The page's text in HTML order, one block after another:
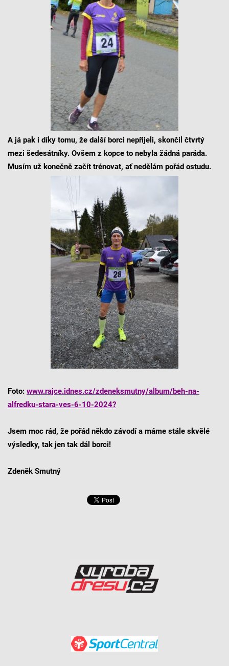
A já pak i díky tomu, že další borci nepřijeli, skončil čtvrtý
mezi šedesátníky. Ovšem z kopce to nebyla žádná paráda.
Musím už konečně začít trénovat, ať nedělám pořád ostudu.
Foto: www.rajce.idnes.cz/zdeneksmutny/album/beh-na-
alfredku-stara-ves-6-10-2024?
Jsem moc rád, že pořád někdo závodí a máme stále skvělé
výsledky, tak jen tak dál borci!
Zdeněk Smutný